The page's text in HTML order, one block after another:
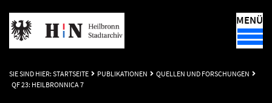
MENÜ
SIE SIND HIER: STARTSEITE PUBLIKATIONEN
QUELLEN UND FORSCHUNGEN
QF 23: HEILBRONNICA 7